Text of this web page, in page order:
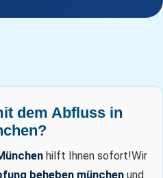
dem Abfluss in
hilft Ihnen sofort!Wir
beheben münchenund